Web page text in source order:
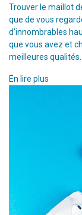
Trouver le maillot
que de vous
d’innombrables
que vous avez et
meilleures
En lire plus